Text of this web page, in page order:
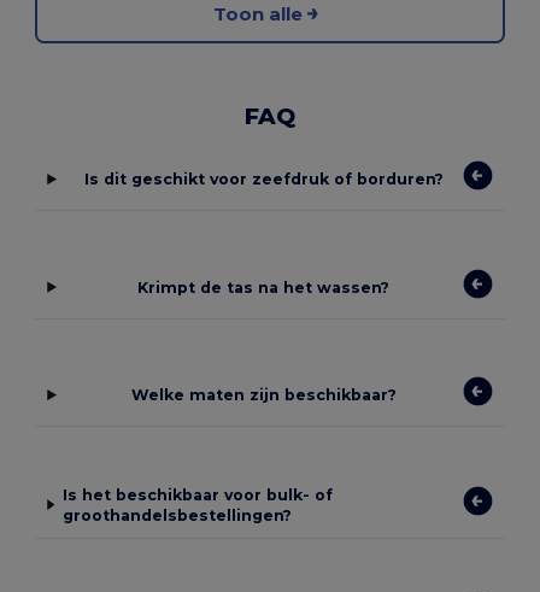
Toon alle
FAQ
Is dit geschikt voor zeefdruk of borduren?
Krimpt de tas na het wassen?
Welke maten zijn beschikbaar?
Is het beschikbaar voor bulk- of
groothandelsbestellingen?